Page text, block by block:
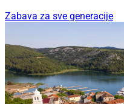
Zabava za sve generacije